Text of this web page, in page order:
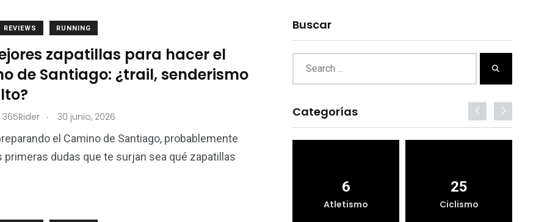
REVIEWS RUNNING
zapatillas para hacer el
de Santiago: ¿trail, senderismo
. 30 junio, 2026
el Camino de Santiago, probablemente
primeras dudas que te surjan sea qué zapatillas
Buscar
Categorías
6
Atletismo
25
Ciclismo